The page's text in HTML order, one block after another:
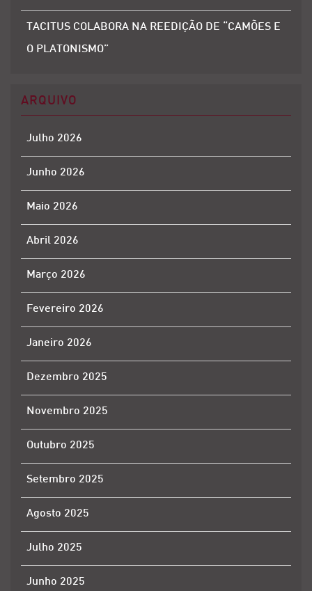
TACITUS COLABORA NA REEDIÇÃO DE “CAMÕES E
O PLATONISMO”
ARQUIVO
Julho 2026
Junho 2026
Maio 2026
Abril 2026
Março 2026
Fevereiro 2026
Janeiro 2026
Dezembro 2025
Novembro 2025
Outubro 2025
Setembro 2025
Agosto 2025
Julho 2025
Junho 2025